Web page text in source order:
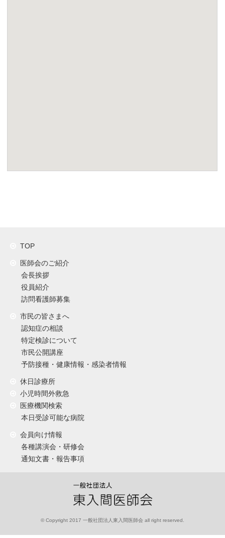
TOP
医師会のご紹介
会長挨拶
役員紹介
訪問看護師募集
市民の皆さまへ
認知症の相談
特定検診について
市民公開講座
予防接種・健康情報・感染者情報
休日診療所
小児時間外救急
医療機関検索
本日受診可能な病院
会員向け情報
各種講演会・研修会
通知文書・報告事項
© Copyright 2017 一般社団法人東入間医師会 all right reserved.